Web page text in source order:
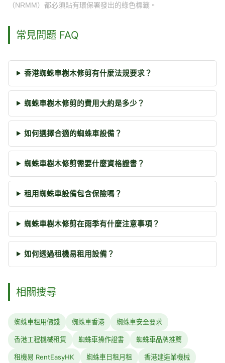
（NRMM）都必須貼有環保署發出的綠色標籤。
常見問題 FAQ
香港蜘蛛車樹木修剪有什麼法規要求？
蜘蛛車樹木修剪的費用大約是多少？
如何選擇合適的蜘蛛車設備？
蜘蛛車樹木修剪需要什麼資格證書？
租用蜘蛛車設備包含保險嗎？
蜘蛛車樹木修剪在雨季有什麼注意事項？
如何透過租機易租用設備？
相關搜尋
蜘蛛車租用價錢 蜘蛛車香港 蜘蛛車安全要求
香港工程機械租賃 蜘蛛車操作證書 蜘蛛車品牌推薦
租機易 RentEasyHK 蜘蛛車日租月租 香港建造業機械